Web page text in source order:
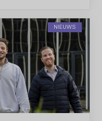
NIEUWS